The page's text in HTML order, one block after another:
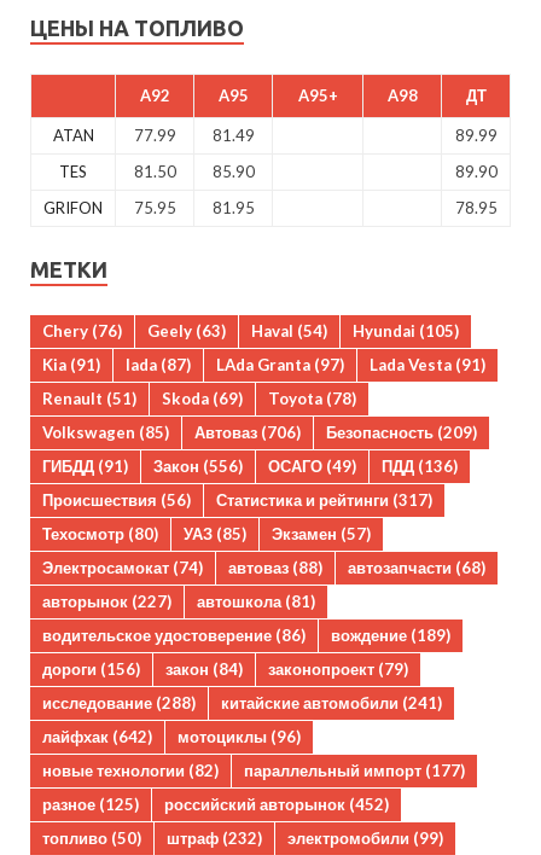
ЦЕНЫ НА ТОПЛИВО
A92 A95 A95+ A98 ДТ
ATAN 77.99 81.49
89.99
TES
81.50 85.90
89.90
GRIFON
75.95 81.95 78.95
МЕТКИ
Chery (76) Geely (63) Haval (54) Hyundai (105)
Kia (91) lada (87) LAda Granta (97) Lada Vesta (91)
Renault (51) Skoda (69) Toyota (78)
Volkswagen (85) Автоваз (706) Безопасность (209)
ГИБДД (91) Закон (556) ОСАГО (49) ПДД (136)
Происшествия (56) Статистика и рейтинги (317)
Техосмотр (80) УАЗ (85) Экзамен (57)
Электросамокат (74) автоваз (88) автозапчасти (68)
авторынок (227) автошкола(81)
водительское удостоверение (86) вождение (189)
дороги (156) закон (84) законопроект (79)
исследование (288) китайские автомобили (241)
лайфхак (642) мотоциклы (96)
новые технологии (82) параллельный импорт (177)
разное (125) российский авторынок (452)
топливо (50) штраф (232) электромобили (99)